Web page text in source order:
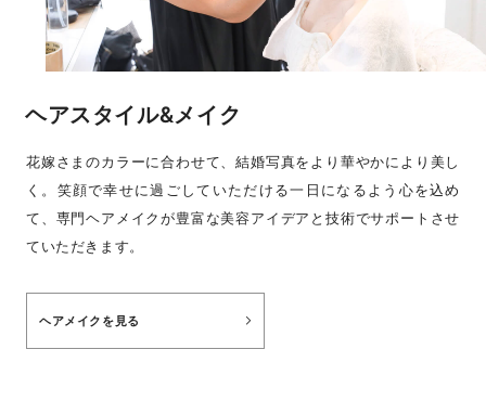
ヘアスタイル&メイク
花嫁さまのカラーに合わせて、結婚写真をより華やかにより美し
く。笑顔で幸せに過ごしていただける一日になるよう心を込め
て、専門ヘアメイクが豊富な美容アイデアと技術でサポートさせ
ていただきます。
ヘアメイクを見る